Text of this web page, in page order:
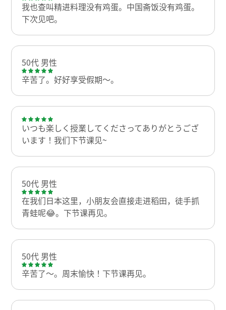
我也查叫精进料理没有鸡蛋。中国斋饭没有鸡蛋。
下次见吧。
50代 男性
辛苦了。好好享受假期～。
いつも楽しく授業してくださってありがとうござ
います！我们下节课见~
50代 男性
在我们日本这里，小朋友会直接走进稻田，徒手抓
青蛙呢😂。下节课再见。
50代 男性
辛苦了～。周末愉快！下节课再见。